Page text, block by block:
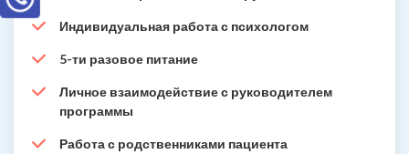
Индивидуальная работа с психологом
5-ти разовое питание
Личное взаимодействие с руководителем
программы
Работа с родственниками пациента